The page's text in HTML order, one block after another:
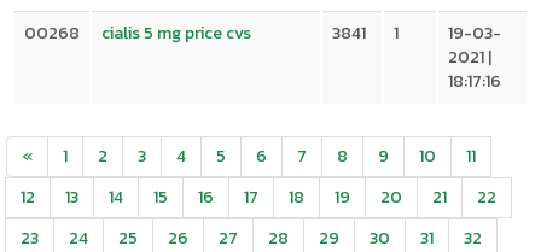
00268
cialis 5 mg price cvs 3841 1
19-03-
2021 |
18:17:16
« 1 2 3 4 5 6 7 8 9 10
11
12
13 14 15 16 17 18 19 20 21
22
23
24 25 26 27 28 29 30 31
32